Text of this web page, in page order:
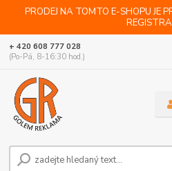
PRODEJ NA TOMTO E-SHOPU JE
+ 420 608 777 028
(Po-Pá, 8-16:30 hod.)